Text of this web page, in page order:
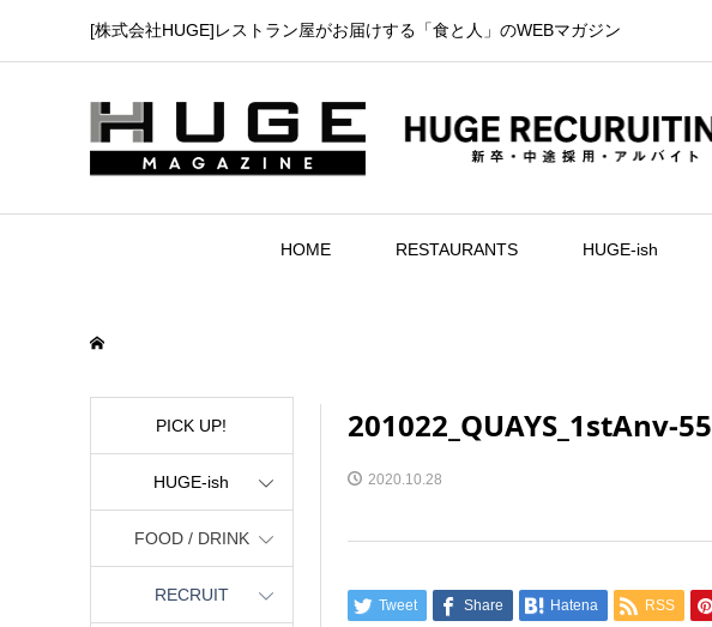
[株式会社HUGE]レストラン屋がお届けする「食と人」のWEBマガジン
HOME RESTAURANTS HUGE-ish
201022_QUAYS_1stAnv-55
2020.10.28
Tweet Share Hatena RSS
PICK UP!
HUGE-ish
FOOD / DRINK
RECRUIT